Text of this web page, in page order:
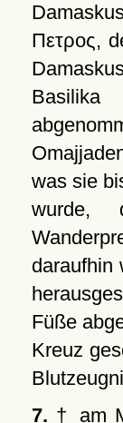
Πετρος,
was sie
wurde,
daraufhin
Füße
Kreuz
7. † am